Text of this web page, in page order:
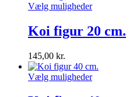
Vælg muligheder
Koi figur 20 cm.
145,00 kr.
Vælg muligheder